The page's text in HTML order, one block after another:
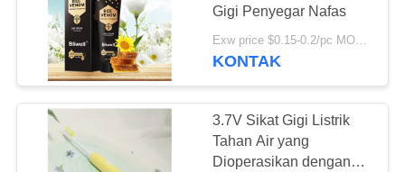
PETA
SITUS
KEBIJAKAN
PRIBADI
Pasta gigi arang
aktif
Gigi Penyegar Nafas
KONTAK
3.7V Sikat Gigi Listrik
Tahan Air yang
Dioperasikan dengan